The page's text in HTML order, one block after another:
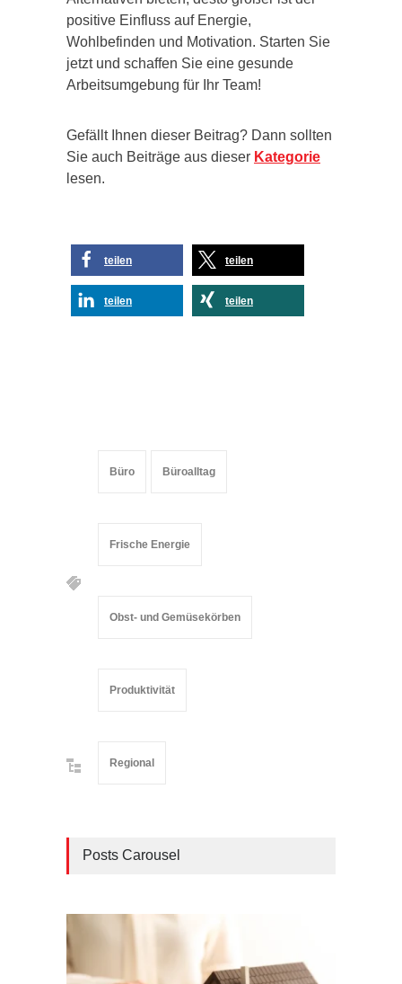
positive Einfluss auf Energie,
Wohlbefinden und Motivation. Starten Sie
jetzt und schaffen Sie eine gesunde
Arbeitsumgebung für Ihr Team!
Gefällt Ihnen dieser Beitrag? Dann sollten
Sie auch Beiträge aus dieser Kategorie
lesen.
teilen teilen
teilen teilen
Büro Büroalltag
Frische Energie
Obst- und Gemüsekörben
Produktivität
Regional
Posts Carousel